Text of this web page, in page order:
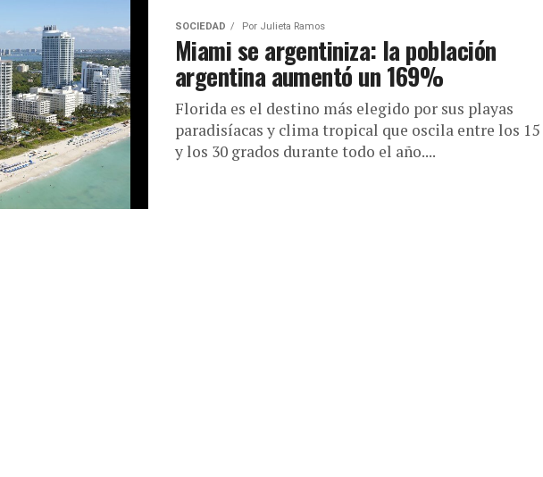
SOCIEDAD Por Julieta Ramos
Miami se argentiniza: la población
argentina aumentó un 169%
Florida es el destino más elegido por sus playas
paradisíacas y clima tropical que oscila entre los 15
y los 30 grados durante todo el año....